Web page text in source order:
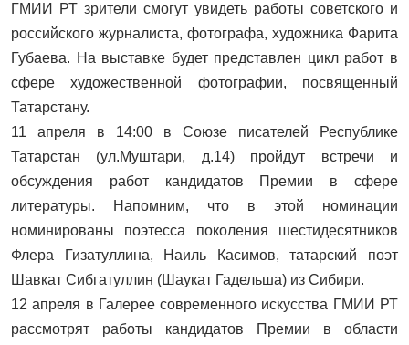
ГМИИ РТ зрители смогут увидеть работы советского и
российского журналиста, фотографа, художника Фарита
Губаева. На выставке будет представлен цикл работ в
сфере художественной фотографии, посвященный
Татарстану.
11 апреля в 14:00 в Союзе писателей Республике
Татарстан (ул.Муштари, д.14) пройдут встречи и
обсуждения работ кандидатов Премии в сфере
литературы. Напомним, что в этой номинации
номинированы поэтесса поколения шестидесятников
Флера Гизатуллина, Наиль Касимов, татарский поэт
Шавкат Сибгатуллин (Шаукат Гадельша) из Сибири.
12 апреля в Галерее современного искусства ГМИИ РТ
рассмотрят работы кандидатов Премии в области